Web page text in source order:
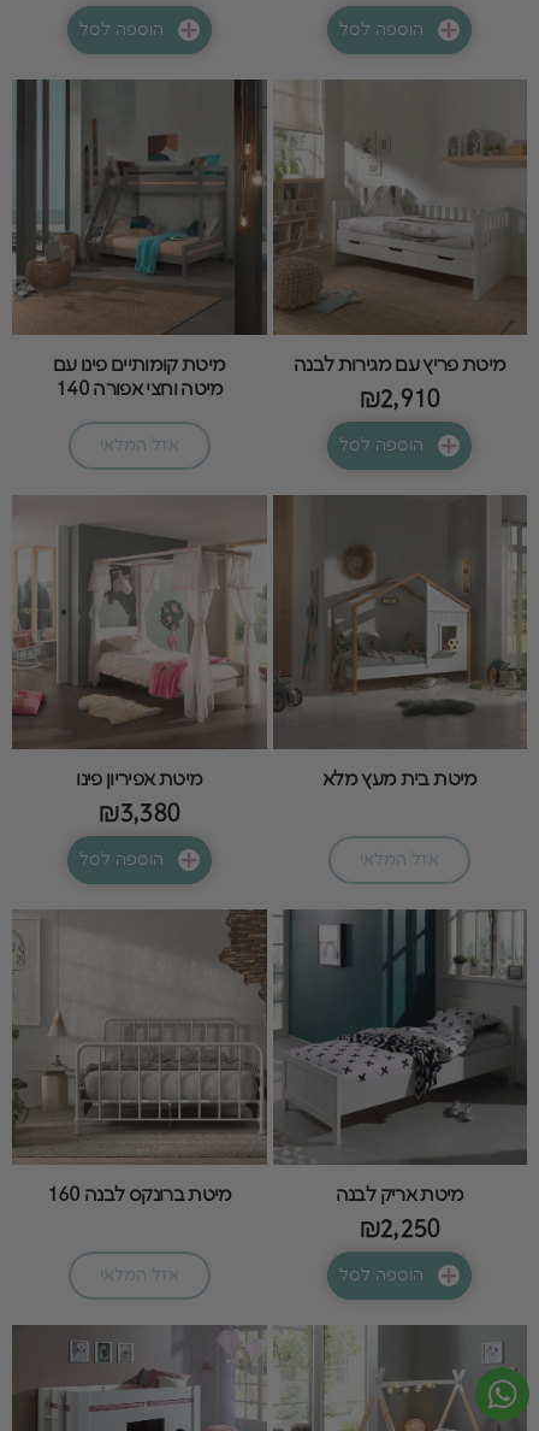
הוספה לסל הוספה לסל
מיטת פריץ עם מגירות לבנה
₪2,910
הוספה לסל
מיטת קומותיים פינו עם
מיטה וחצי אפורה 140
אזל המלאי
מיטת בית מעץ מלא
אזל המלאי
מיטת אפיריון פינו
₪3,380
הוספה לסל
מיטת אריק לבנה
₪2,250
הוספה לסל
מיטת ברונקס לבנה 160
אזל המלאי